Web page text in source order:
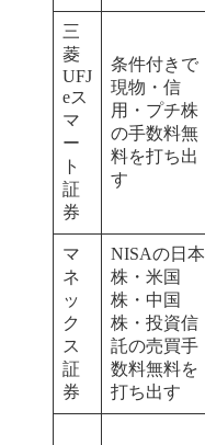
三
菱
UFJ
eス
マ
ー
ト
証
券
条件付きで
現物・信
用・プチ株
の手数料無
料を打ち出
す
マ
ネ
ッ
ク
ス
証
券
NISAの日本
株・米国
株・中国
株・投資信
託の売買手
数料無料を
打ち出す